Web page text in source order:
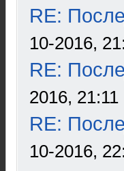
RE:
10-2016,
RE:
2016, 21:11
RE:
10-2016,